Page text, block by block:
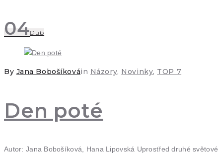
04Dub
By Jana Bobošíkováin Názory, Novinky, TOP 7
Den poté
Autor: Jana Bobošíková, Hana Lipovská Uprostřed druhé